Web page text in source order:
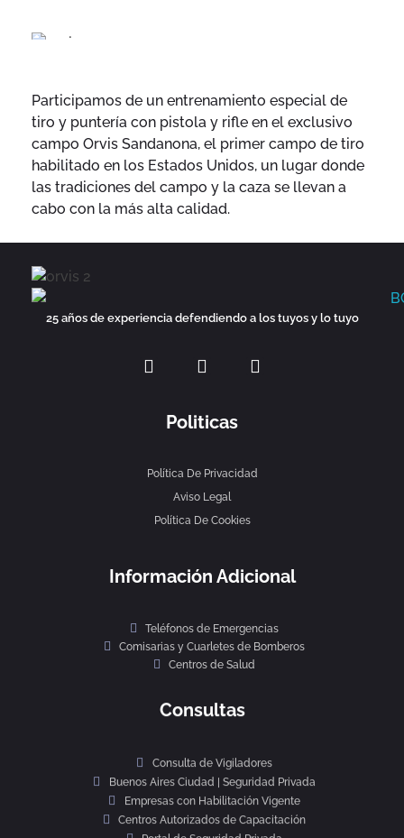
Participamos de un entrenamiento especial de
tiro y puntería con pistola y rifle en el exclusivo
campo Orvis Sandanona, el primer campo de tiro
habilitado en los Estados Unidos, un lugar donde
las tradiciones del campo y la caza se llevan a
cabo con la más alta calidad.
Back Control Seguridad
25 años de experiencia defendiendo a los tuyos y lo tuyo
Politicas
Política De Privacidad
Aviso Legal
Política De Cookies
Información Adicional
Teléfonos de Emergencias
Comisarias y Cuarletes de Bomberos
Centros de Salud
Consultas
Consulta de Vigiladores
Buenos Aires Ciudad | Seguridad Privada
Empresas con Habilitación Vigente
Centros Autorizados de Capacitación